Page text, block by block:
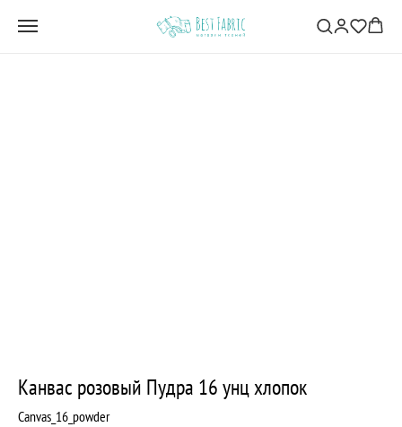
Канвас розовый Пудра 16 унц хлопок
Canvas_16_powder